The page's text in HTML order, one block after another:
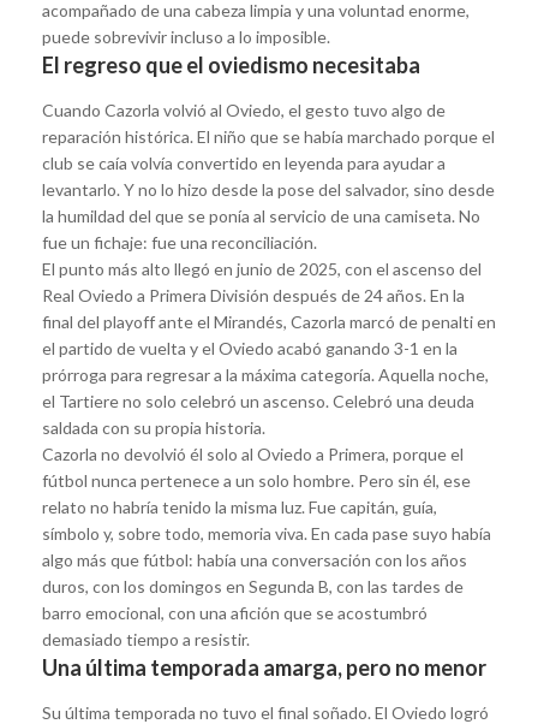
acompañado de una cabeza limpia y una voluntad enorme,
puede sobrevivir incluso a lo imposible.
El regreso que el oviedismo necesitaba
Cuando Cazorla volvió al Oviedo, el gesto tuvo algo de
reparación histórica. El niño que se había marchado porque el
club se caía volvía convertido en leyenda para ayudar a
levantarlo. Y no lo hizo desde la pose del salvador, sino desde
la humildad del que se ponía al servicio de una camiseta. No
fue un fichaje: fue una reconciliación.
El punto más alto llegó en junio de 2025, con el ascenso del
Real Oviedo a Primera División después de 24 años. En la
final del playoff ante el Mirandés, Cazorla marcó de penalti en
el partido de vuelta y el Oviedo acabó ganando 3-1 en la
prórroga para regresar a la máxima categoría. Aquella noche,
el Tartiere no solo celebró un ascenso. Celebró una deuda
saldada con su propia historia.
Cazorla no devolvió él solo al Oviedo a Primera, porque el
fútbol nunca pertenece a un solo hombre. Pero sin él, ese
relato no habría tenido la misma luz. Fue capitán, guía,
símbolo y, sobre todo, memoria viva. En cada pase suyo había
algo más que fútbol: había una conversación con los años
duros, con los domingos en Segunda B, con las tardes de
barro emocional, con una afición que se acostumbró
demasiado tiempo a resistir.
Una última temporada amarga, pero no menor
Su última temporada no tuvo el final soñado. El Oviedo logró